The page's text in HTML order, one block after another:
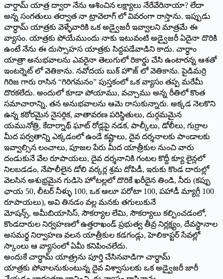
చార్దామ్ యాత్ర ద్వారా నేను ఆశించిన లక్ష్యాలు నేరేవేరినాయా? లేదా
అన్న సంగతులు తర్వాత నా ట్రావెలాగ్ లో వివరంగా రాస్తాను. ఇప్పుడు
చార్ధామ్ యాత్రకు వెళ్ళేవారికి ఒక అడ్వైజరీ ఇవ్వాలని మాత్రమే ఈ
వ్యాసం. యాత్రకు పోయేముందు నాకు ఇటువంటి అడ్వైజరీ ఏదైనా దొరికి
ఉంటే నేను ఈ దుస్సాహస యాత్రకు సిద్దపడేవాడిని కాదు. చార్ధాం
యాత్రా అనుభవాలను ఎవరైనా తెలుగులో రికార్డు చేసి ఉంటారన్న ఆశతో
ఇంటర్నెట్ లో వెతికాను. నవోదయ బుక్ హౌజ్ లో వెతికాను. పైడిమర్రి
గిరిజ గారు రాసిన “గిరిగమనం” పుస్తకంలో ఒక వ్యాసం తప్ప మరేమీ
దొరకలేదు. అందులో కూడా పోయాము, వచ్చాము అన్న రీతిలో కొంత
సమాచారాన్ని, తన అనుభవాలను ఆమె రాసుకున్నారు. అక్కడ నెలకొని
ఉన్న కఠోరమైన నైసర్గిక, వాతావరణ పరిస్థితులు, దుర్గమమైన
యమునోత్రి, కేదార్నాథ్ ఘాట్ రోడ్లపై నడక, పాల్కీలు, డోలీలు, గుర్రాల
మీద పర్వతాన్ని ఎక్కడంలో ఉండే కష్టాలు, దైవ దర్శనాలకు పాండాలకు
ఇవ్వాల్సిన లంచాలు, పూజల పేరు మీద యాత్రీకుల నుంచి వారు
దండుకునే వేల రూపాయలు, దైవ దర్శనానికి గంటల కొద్దీ క్యూ లైన్లలో
నిలబడడం, నేపాలీలైన డోలి వర్కర్ల శ్రమ దోపిడీ, ఇరుకు కొండ దారుల్లో
వెలసిన అశుభ్రమైన గుడిసె హోటల్లలో దొరికే ఖరీదైన తిండి, నీరు (కప్పు
ఛాయ 50, లీటర్ నీళ్ళు 100, ఒక ఆలూ పరోటా 100, పహాడీ మ్యాగ్గీ 100
రూపాయలు), అవి తినడం వల్ల మనకు తగులుకునే
మోషన్స్, అమీబియాసిస్, సౌకర్యాల లేమి, సౌకర్యాలు కల్పించడంలో,
కొండదారుల నిర్వహణలో ఉత్తరాఖండ్ ప్రభుత్వ తీవ్ర నిర్లక్ష్యం, దేవస్థానాల
అసమర్థ నిర్వాహణ వలన యాత్రీకుల కడగండ్లు, హెలికాప్టర్ సేవల్లో
స్కాంలు ఆ వ్యాసంలో ఏమీ కనిపించలేదు.
అందుకే చార్ధామ్ యాత్ర్రను పూర్తి చేసినవాడిగా చార్ధామ్
యాత్రకు పోవాలనుకుంటున్న దైవ విశ్వాసులకు ఒక అడ్వైజరీ జారీ